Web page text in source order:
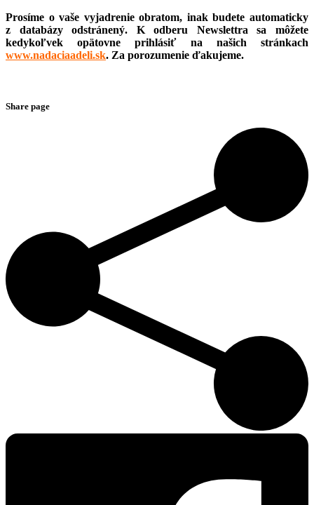
Prosíme o vaše vyjadrenie obratom, inak budete automaticky
z databázy odstránený. K odberu Newslettra sa môžete
kedykoľvek opätovne prihlásiť na našich stránkach
www.nadaciaadeli.sk. Za porozumenie ďakujeme.
Share page